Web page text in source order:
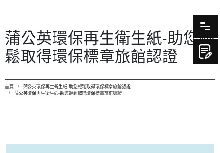
蒲公英環保再生衛生紙-助您輕
鬆取得環保標章旅館認證
首頁
蒲公英環保再生衛生紙-助您輕鬆取得環保標章旅館認證
蒲公英環保再生衛生紙-助您輕鬆取得環保標章旅館認證